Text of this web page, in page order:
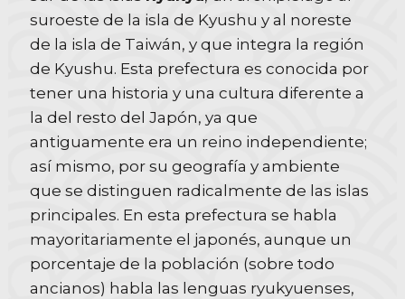
suroeste de la isla de Kyushu y al noreste
de la isla de Taiwán, y que integra la región
de Kyushu. Esta prefectura es conocida por
tener una historia y una cultura diferente a
la del resto del Japón, ya que
antiguamente era un reino independiente;
así mismo, por su geografía y ambiente
que se distinguen radicalmente de las islas
principales. En esta prefectura se habla
mayoritariamente el japonés, aunque un
porcentaje de la población (sobre todo
ancianos) habla las lenguas ryukyuenses,